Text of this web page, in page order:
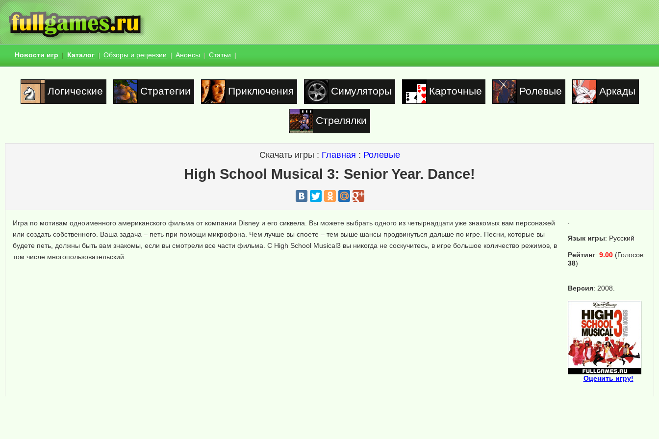
Новости игр Каталог Обзоры и рецензии Анонсы Статьи
Логические Стратегии Приключения Симуляторы Карточные Ролевые Аркады
Стрелялки
Скачать игры : Главная : Ролевые
High School Musical 3: Senior Year. Dance!
Язык игры: Русский
Рейтинг: 9.00 (Голосов:
38)
Версия: 2008.
Оценить игру!
Игра по мотивам одноименного американского фильма от компании Disney и его сиквела. Вы можете выбрать одного из четырнадцати уже знакомых вам персонажей
или создать собственного. Ваша задача – петь при помощи микрофона. Чем лучше вы споете – тем выше шансы продвинуться дальше по игре. Песни, которые вы
будете петь, должны быть вам знакомы, если вы смотрели все части фильма. С High School Musical3 вы никогда не соскучитесь, в игре большое количество режимов, в
том числе многопользовательский.